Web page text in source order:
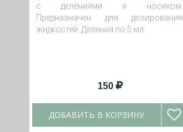
с делениями и носиком.
Предназначен для дозирования
жидкостей. Деления по 5 мл.
150
ДОБАВИТЬ В КОРЗИНУ